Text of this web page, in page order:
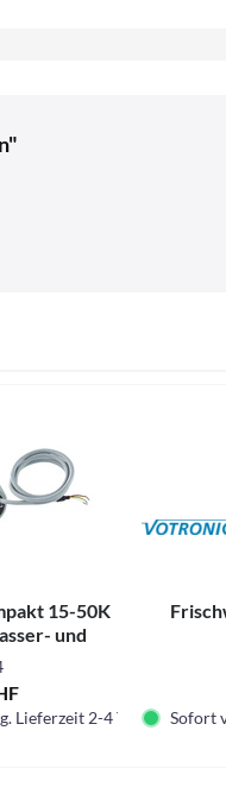
15-50K
und
Lieferzeit 2-4 Tage. Sofort